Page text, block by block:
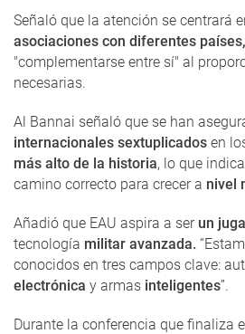
Señaló que la atención se centrará
asociaciones con diferentes países,
"complementarse entre sí" al
necesarias.
Al Bannai señaló que se han
internacionales sextuplicados en
más alto de la historia, lo que
camino correcto para crecer a nivel
Añadió que EAU aspira a serun
tecnología militar avanzada.
conocidos en tres campos clave:
electrónica y armas inteligentes”.
Durante la conferencia que finaliza